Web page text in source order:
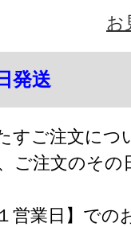
お
発送
ご注文につ
ご注文のそ
営業日】での